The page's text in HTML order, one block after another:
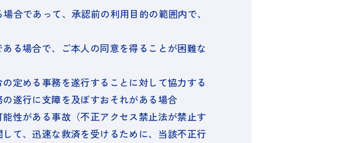
合であって、承認前の利用目的の範囲内で、
る場合で、ご本人の同意を得ることが困難な
定める事務を遂行することに対して協力する
遂行に支障を及ぼすおそれがある場合
性がある事故（不正アクセス禁止法が禁止す
て、迅速な救済を受けるために、当該不正行